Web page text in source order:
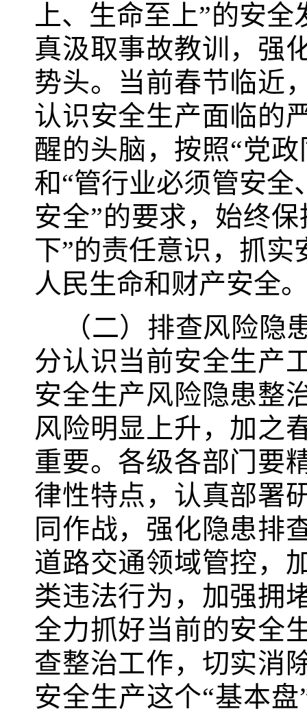
上、生命至上”的安
真汲取事故教训，强
势头。当前春节临近
认识安全生产面临的
醒的头脑，按照“党
和“管行业必须管安
安全”的要求，始终
下”的责任意识，抓
人民生命和财产安全
（二）排查风险
分认识当前安全生产
安全生产风险隐患整
风险明显上升，加之
重要。各级各部门要
律性特点，认真部署
同作战，强化隐患排
道路交通领域管控，
类违法行为，加强拥
全力抓好当前的安全
查整治工作，切实消
安全生产这个“基本